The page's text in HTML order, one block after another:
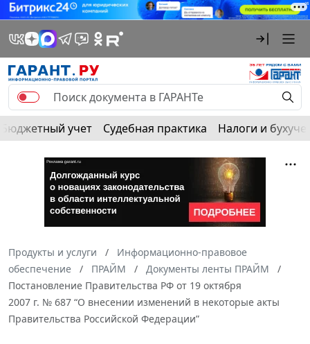
Бюджетный учет Судебная практика Налоги и
Продукты и услуги
Информационно-правовое
обеспечение
ПРАЙМ
Документы ленты ПРАЙМ
Постановление Правительства РФ от 19 октября
2007 г. № 687 “О внесении изменений в некоторые акты
Правительства Российской Федерации”